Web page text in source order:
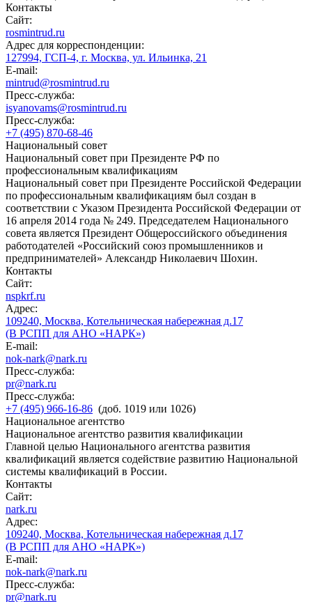
Контакты
Сайт:
rosmintrud.ru
Адрес для корреспонденции:
127994, ГСП-4, г. Москва, ул. Ильинка, 21
E-mail:
mintrud@rosmintrud.ru
Пресс-служба:
isyanovams@rosmintrud.ru
Пресс-служба:
+7 (495) 870-68-46
Национальный совет
Национальный совет при Президенте РФ по
профессиональным квалификациям
Национальный совет при Президенте Российской Федерации
по профессиональным квалификациям был создан в
соответствии с Указом Президента Российской Федерации от
16 апреля 2014 года № 249. Председателем Национального
совета является Президент Общероссийского объединения
работодателей «Российский союз промышленников и
предпринимателей» Александр Николаевич Шохин.
Контакты
Сайт:
nspkrf.ru
Адрес:
109240, Москва, Котельническая набережная д.17
(В РСПП для АНО «НАРК»)
E-mail:
nok-nark@nark.ru
Пресс-служба:
pr@nark.ru
Пресс-служба:
+7 (495) 966-16-86 (доб. 1019 или 1026)
Национальное агентство
Национальное агентство развития квалификации
Главной целью Национального агентства развития
квалификаций является содействие развитию Национальной
системы квалификаций в России.
Контакты
Сайт:
nark.ru
Адрес:
109240, Москва, Котельническая набережная д.17
(В РСПП для АНО «НАРК»)
E-mail:
nok-nark@nark.ru
Пресс-служба:
pr@nark.ru